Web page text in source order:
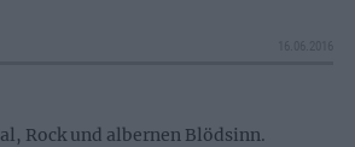
Rock und albernen Blödsinn.